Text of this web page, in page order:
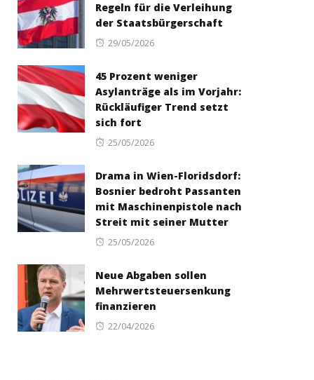
Regeln für die Verleihung
der Staatsbürgerschaft
Posted
29/05/2026
45 Prozent weniger
Asylanträge als im Vorjahr:
Rückläufiger Trend setzt
sich fort
Posted
25/05/2026
Drama in Wien-Floridsdorf:
Bosnier bedroht Passanten
mit Maschinenpistole nach
Streit mit seiner Mutter
Posted
25/05/2026
Neue Abgaben sollen
Mehrwertsteuersenkung
finanzieren
Posted
22/04/2026